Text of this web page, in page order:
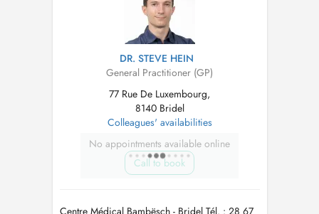
DR. STEVE HEIN
General Practitioner (GP)
77 Rue De Luxembourg,
8140 Bridel
Colleagues' availabilities
No appointments available online
Call to book
Centre Médical Bambësch - Bridel Tél. : 28 67